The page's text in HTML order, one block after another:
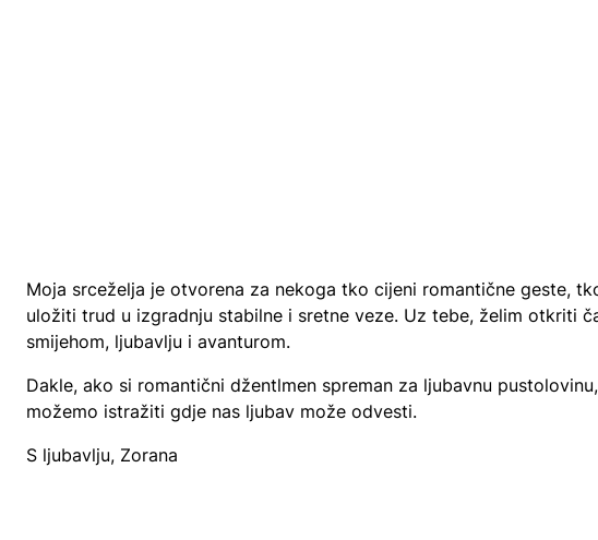
Moja srceželja je otvorena za nekoga tko cijeni romantične geste,
uložiti trud u izgradnju stabilne i sretne veze. Uz tebe, želim otkriti
smijehom, ljubavlju i avanturom.
Dakle, ako si romantični džentlmen spreman za ljubavnu
možemo istražiti gdje nas ljubav može odvesti.
S ljubavlju, Zorana